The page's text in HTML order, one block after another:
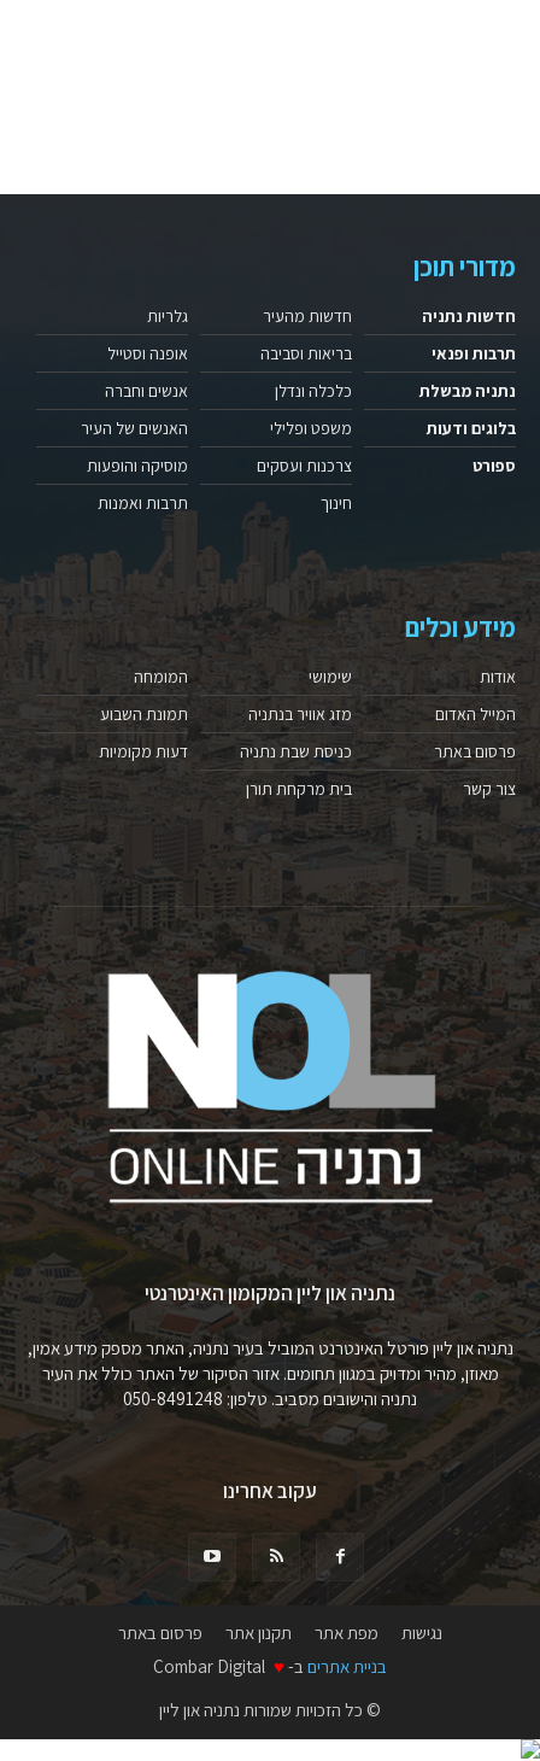
מדורי תוכן
חדשות נתניה
תרבות ופנאי
נתניה מבשלת
בלוגים ודעות
ספורט
חדשות מהעיר
בריאות וסביבה
כלכלה ונדלן
משפט ופלילי
צרכנות ועסקים
חינוך
גלריות
אופנה וסטייל
אנשים וחברה
האנשים של העיר
מוסיקה והופעות
תרבות ואמנות
מידע וכלים
אודות
המייל האדום
פרסום באתר
צור קשר
שימושי
מזג אוויר בנתניה
כניסת שבת נתניה
בית מרקחת תורן
המומחה
תמונת השבוע
דעות מקומיות
נתניה און ליין המקומון האינטרנטי
נתניה און ליין פורטל האינטרנט המוביל בעיר נתניה, האתר מספק מידע אמין,
מאוזן, מהיר ומדויק במגוון תחומים. אזור הסיקור של האתר כולל את העיר
נתניה והישובים מסביב. טלפון: 050-8491248
עקוב אחרינו
נגישות מפת אתר תקנון אתר
פרסום באתר
בניית אתרים ב- ♥
© כל הזכויות שמורות נתניה און ליין